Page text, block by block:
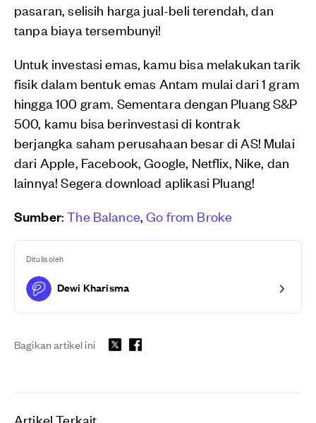
pasaran, selisih harga jual-beli terendah, dan
tanpa biaya tersembunyi!
Untuk investasi emas, kamu bisa melakukan tarik
fisik dalam bentuk emas Antam mulai dari 1 gram
hingga 100 gram. Sementara dengan Pluang S&P
500, kamu bisa berinvestasi di kontrak
berjangka saham perusahaan besar di AS! Mulai
dari Apple, Facebook, Google, Netflix, Nike, dan
lainnya! Segera download aplikasi Pluang!
Sumber:The Balance,Go from Broke
Ditulis oleh
Dewi Kharisma
Bagikan artikel ini
Artikel Terkait